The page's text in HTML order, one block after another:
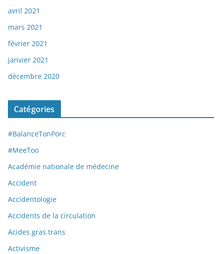
avril 2021
mars 2021
février 2021
janvier 2021
décembre 2020
Catégories
#BalanceTonPorc
#MeeToo
Académie nationale de médecine
Accident
Accidentologie
Accidents de la circulation
Acides gras trans
Activisme